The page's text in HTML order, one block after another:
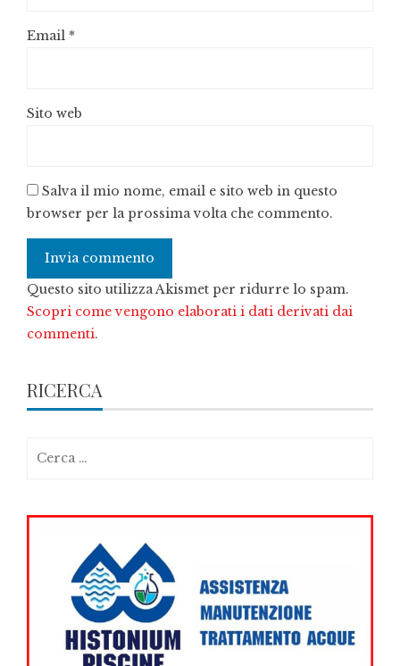
Email *
Sito web
Salva il mio nome, email e sito web in questo
browser per la prossima volta che commento.
Questo sito utilizza Akismet per ridurre lo spam.
Scopri come vengono elaborati i dati derivati dai
commenti.
RICERCA